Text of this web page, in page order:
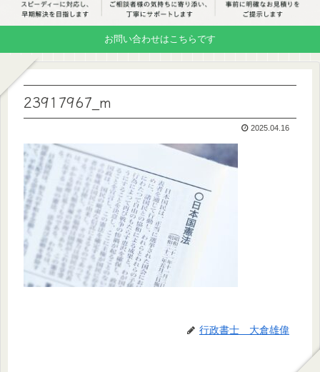
お問い合わせはこちらです
23917967_m
2025.04.16
行政書士 大倉雄偉